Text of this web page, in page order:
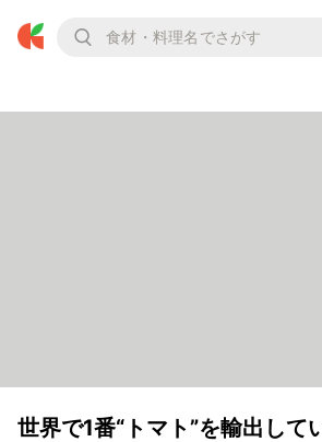
世界で1番“トマト”を輸出して